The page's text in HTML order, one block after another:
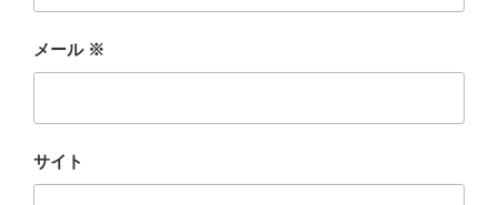
メール ※
サイト